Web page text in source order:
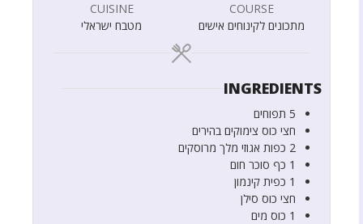
COURSE
מתכונים לקינוחים אישים
CUISINE
מטבח ישראלי
INGREDIENTS
5 תפוחים
חצי כוס צימוקים בהירים
2 כפות אגוזי מלך מרוסקים
1 כף סוכר חום
1 כפית קינמון
חצי כוס סילן
1 כוס מים